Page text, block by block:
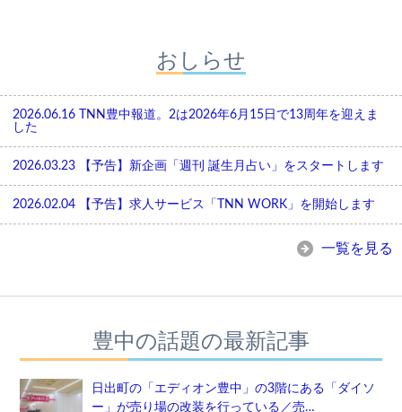
おしらせ
2026.06.16
TNN豊中報道。2は2026年6月15日で13周年を迎えま
した
2026.03.23 【予告】新企画「週刊 誕生月占い」をスタートします
2026.02.04 【予告】求人サービス「TNN WORK」を開始します
一覧を見る
豊中の話題の最新記事
日出町の「エディオン豊中」の3階にある「ダイソ
ー」が売り場の改装を行っている／売…